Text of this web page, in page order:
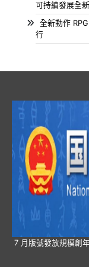
可持續發展全
全新動作
行
7 月版號發放規模創